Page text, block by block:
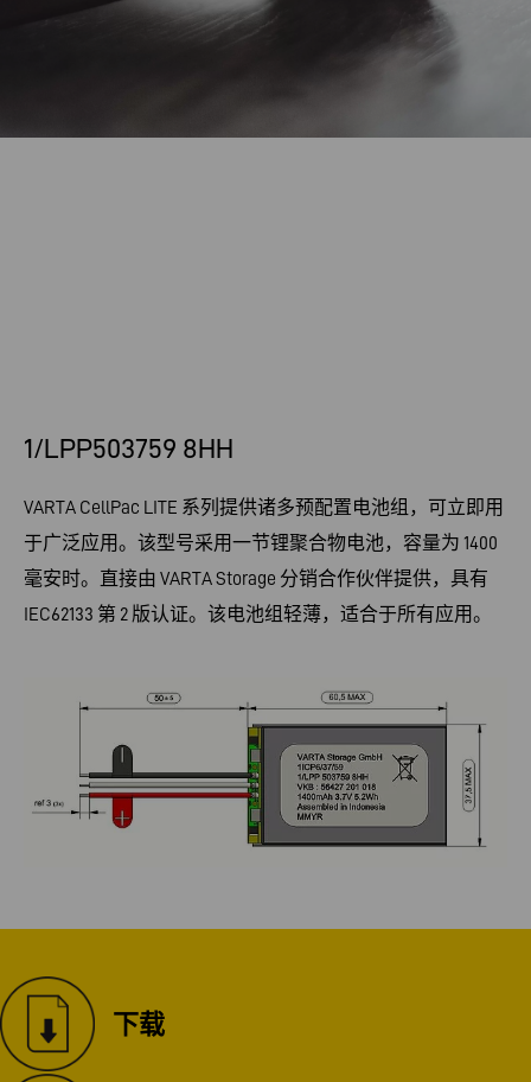
1/LPP503759 8HH
VARTA CellPac LITE 系列提供诸多预配置电池组，可立即用
于广泛应用。该型号采用一节锂聚合物电池，容量为 1400
毫安时。直接由 VARTA Storage 分销合作伙伴提供，具有
IEC62133 第 2 版认证。该电池组轻薄，适合于所有应用。
下载